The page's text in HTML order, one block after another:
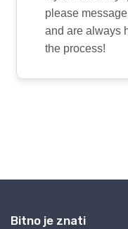
Bitno je znati